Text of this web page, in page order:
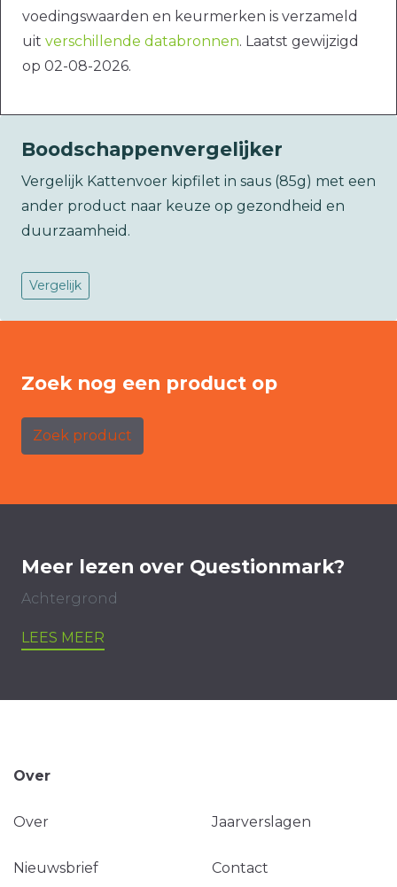
voedingswaarden en keurmerken is verzameld
uit verschillende databronnen. Laatst gewijzigd
op 02-08-2026.
Boodschappenvergelijker
Vergelijk Kattenvoer kipfilet in saus (85g) met een
ander product naar keuze op gezondheid en
duurzaamheid.
Vergelijk
Zoek nog een product op
Zoek product
Meer lezen over Questionmark?
Achtergrond
LEES MEER
Over
Over Jaarverslagen
Nieuwsbrief Contact